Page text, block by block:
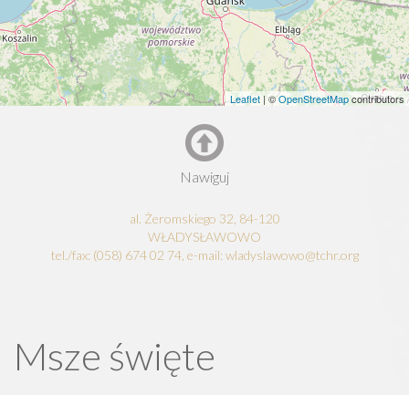
Leaflet | ©OpenStreetMapcontributors
Nawiguj
al. Żeromskiego 32, 84-120
WŁADYSŁAWOWO
tel./fax: (058) 674 02 74, e-mail: wladyslawowo@tchr.org
Msze święte